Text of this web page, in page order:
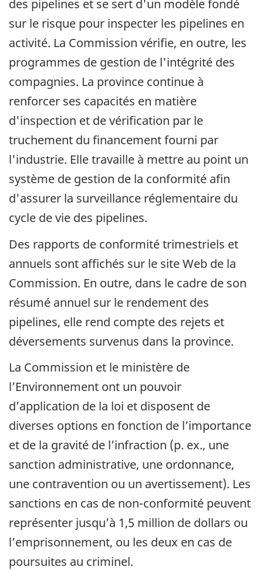
des pipelines et se sert d'un modèle fondé
sur le risque pour inspecter les pipelines en
activité. La Commission vérifie, en outre, les
programmes de gestion de l'intégrité des
compagnies. La province continue à
renforcer ses capacités en matière
d'inspection et de vérification par le
truchement du financement fourni par
l'industrie. Elle travaille à mettre au point un
système de gestion de la conformité afin
d'assurer la surveillance réglementaire du
cycle de vie des pipelines.
Des rapports de conformité trimestriels et
annuels sont affichés sur le site Web de la
Commission. En outre, dans le cadre de son
résumé annuel sur le rendement des
pipelines, elle rend compte des rejets et
déversements survenus dans la province.
La Commission et le ministère de
l’Environnement ont un pouvoir
d’application de la loi et disposent de
diverses options en fonction de l’importance
et de la gravité de l’infraction (p. ex., une
sanction administrative, une ordonnance,
une contravention ou un avertissement). Les
sanctions en cas de non-conformité peuvent
représenter jusqu’à 1,5 million de dollars ou
l’emprisonnement, ou les deux en cas de
poursuites au criminel.